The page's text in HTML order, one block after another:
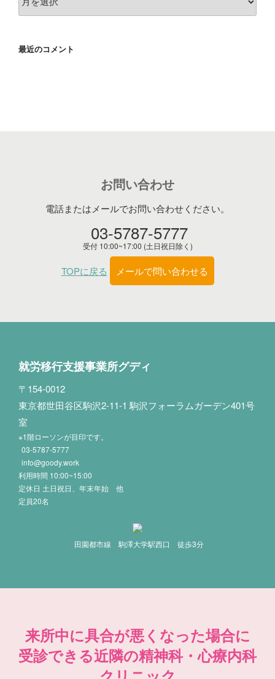
ー
イ
最近のコメント
お問い合わせ
電話またはメールでお問い合わせください。
03-5787-5777
受付 10:00~17:00 (土日祝日除く)
TOPに戻る メールで問い合わせる
就労移行支援事業所グディ
〒154-0012
東京都世田谷区駒沢2-11-1 駒沢フォーラムガーデン401号
室
※1階ローソンが目印です。
03-5787-5777
info@goody.work
利用時間 10:00~15:00
定休日 土日祝日、年末年始 他
定員20名
田園都市線 駒澤大学駅西口 徒歩3分
来所中に具合が悪くなった場合に
受診できる近隣の精神科・心療内科